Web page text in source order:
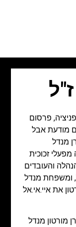
פניציה, פרסום
מודעת אבל
מנדל
מפעלי זכוכית
והעובדים
ומשפחת מנדל
את איי.אי.אל
מורטון מנדל